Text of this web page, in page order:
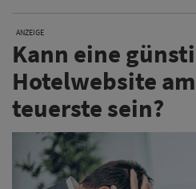
ANZEIGE
Kann eine
Hotelwebsite
teuerste sein?